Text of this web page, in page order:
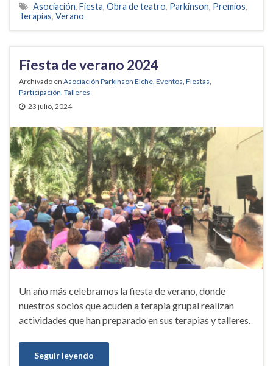
Asociación, Fiesta, Obra de teatro, Parkinson, Premios,
Terapias, Verano
Fiesta de verano 2024
Archivado en Asociación Parkinson Elche, Eventos, Fiestas,
Participación, Talleres
23 julio, 2024
Un año más celebramos la fiesta de verano, donde
nuestros socios que acuden a terapia grupal realizan
actividades que han preparado en sus terapias y talleres.
Seguir leyendo